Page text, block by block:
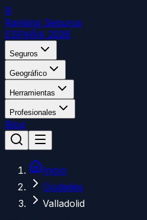
R
Ranking Seguros
ESPAÑA 2026
Seguros
Geográfico
Herramientas
Profesionales
Blog
Inicio
Ciudades
Valladolid